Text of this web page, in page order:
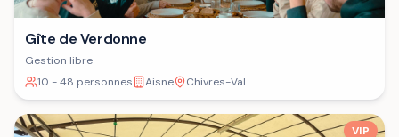
Gîte de Verdonne
Gestion libre
10 - 48 personnes
Aisne Chivres-Val
VIP